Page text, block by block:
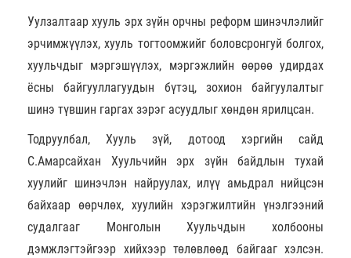
Уулзалтаар хууль эрх зүйн орчны реформ шинэчлэлийг
эрчимжүүлэх, хууль тогтоомжийг боловсронгуй болгох,
хуульчдыг мэргэшүүлэх, мэргэжлийн өөрөө удирдах
ёсны байгууллагуудын бүтэц, зохион байгуулалтыг
шинэ түвшин гаргах зэрэг асуудлыг хөндөн ярилцсан.
Тодруулбал, Хууль зүй, дотоод хэргийн сайд
С.Амарсайхан Хуульчийн эрх зүйн байдлын тухай
хуулийг шинэчлэн найруулах, илүү амьдрал нийцсэн
байхаар өөрчлөх, хуулийн хэрэгжилтийн үнэлгээний
судалгааг Монголын Хуульчдын холбооны
дэмжлэгтэйгээр хийхээр төлөвлөөд байгааг хэлсэн.